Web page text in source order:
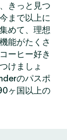
きっと見つ
まで以上に
めて、理想
能がたくさ
ーヒー好き
けましょ
のパスポ
ヶ国以上の